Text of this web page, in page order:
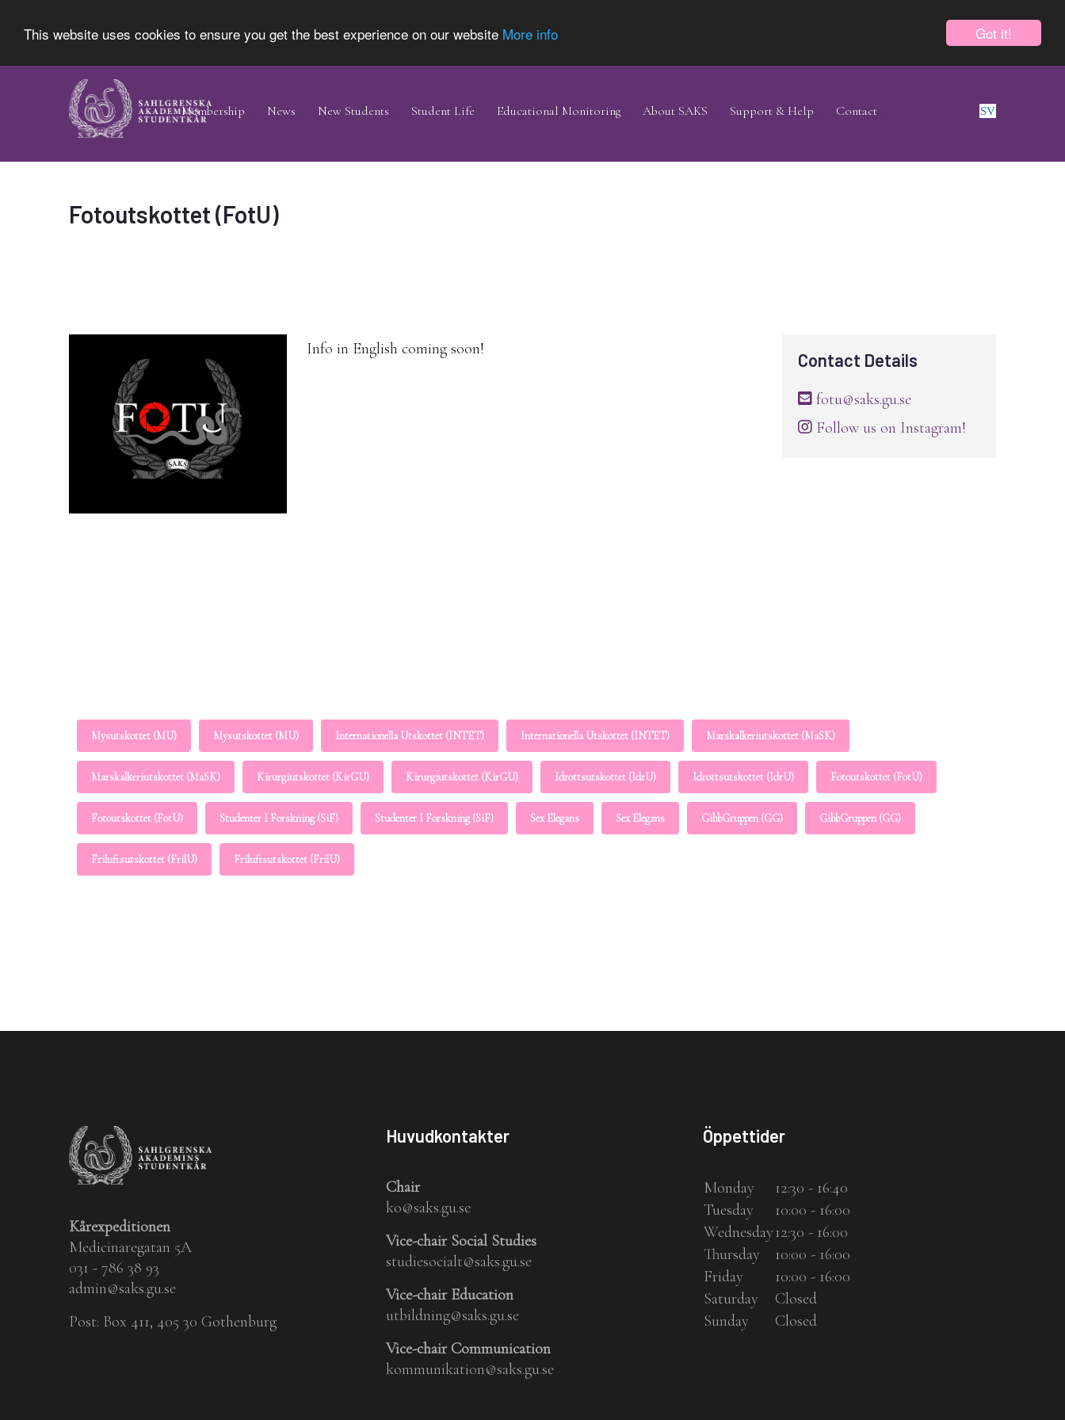
Got it!
This website uses cookies to ensure you get the best experience on our website More info
Skip
Navigation
Membership News New Students Student Life Educational Monitoring About SAKS Support & Help Contact SV
Fotoutskottet (FotU)
Info in English coming soon!
Contact Details
fotu@saks.gu.se
Follow us on Instagram!
Mysutskottet (MU) Mysutskottet (MU) Internationella Utskottet (INTET) Internationella Utskottet (INTET) Marskalkeriutskottet (MaSK)
Marskalkeriutskottet (MaSK) Kirurgiutskottet (KirGU) Kirurgiutskottet (KirGU) Idrottsutskottet (IdrU) Idrottsutskottet (IdrU) Fotoutskottet (FotU)
Fotoutskottet (FotU) Studenter I Forskning (SiF) Studenter I Forskning (SiF) Sex Elegans Sex Elegans GibbGruppen (GG) GibbGruppen (GG)
Friluftsutskottet (FrilU) Friluftsutskottet (FrilU)
Kårexpeditionen
Medicinaregatan 5A
031 - 786 38 93
admin@saks.gu.se
Post: Box 411, 405 30 Gothenburg
Huvudkontakter
Chair
ko@saks.gu.se
Vice-chair Social Studies
studiesocialt@saks.gu.se
Vice-chair Education
utbildning@saks.gu.se
Vice-chair Communication
kommunikation@saks.gu.se
Öppettider
Monday
12:30 - 16:40
Tuesday
10:00 - 16:00
Wednesday12:30 - 16:00
Thursday
10:00 - 16:00
Friday
10:00 - 16:00
Saturday
Closed
Sunday
Closed